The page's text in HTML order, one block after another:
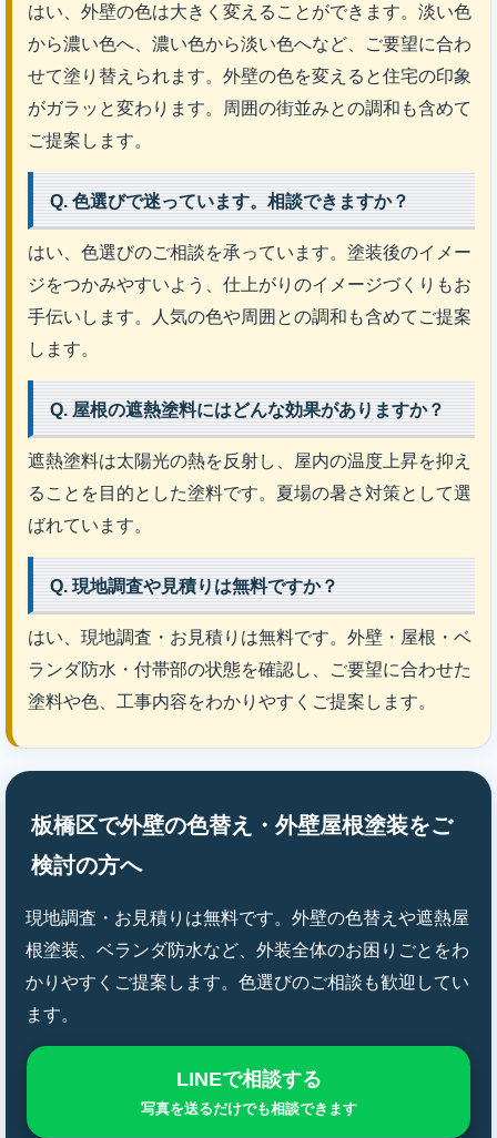
はい、外壁の色は大きく変えることができます。淡い色
から濃い色へ、濃い色から淡い色へなど、ご要望に合わ
せて塗り替えられます。外壁の色を変えると住宅の印象
がガラッと変わります。周囲の街並みとの調和も含めて
ご提案します。
Q. 色選びで迷っています。相談できますか？
はい、色選びのご相談を承っています。塗装後のイメー
ジをつかみやすいよう、仕上がりのイメージづくりもお
手伝いします。人気の色や周囲との調和も含めてご提案
します。
Q. 屋根の遮熱塗料にはどんな効果がありますか？
遮熱塗料は太陽光の熱を反射し、屋内の温度上昇を抑え
ることを目的とした塗料です。夏場の暑さ対策として選
ばれています。
Q. 現地調査や見積りは無料ですか？
はい、現地調査・お見積りは無料です。外壁・屋根・ベ
ランダ防水・付帯部の状態を確認し、ご要望に合わせた
塗料や色、工事内容をわかりやすくご提案します。
板橋区で外壁の色替え・外壁屋根塗装をご
検討の方へ
現地調査・お見積りは無料です。外壁の色替えや遮熱屋
根塗装、ベランダ防水など、外装全体のお困りごとをわ
かりやすくご提案します。色選びのご相談も歓迎してい
ます。
LINEで相談する
写真を送るだけでも相談できます